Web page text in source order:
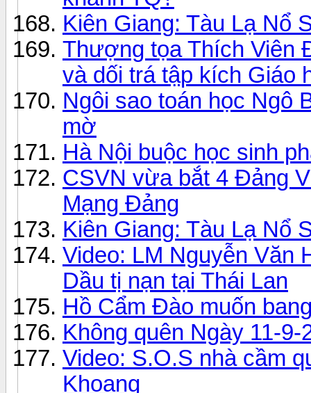
Kiên Giang: Tàu Lạ Nổ
Thượng tọa Thích Viên
và dối trá tập kích Giáo
Ngôi sao toán học Ngô
mờ
Hà Nội buộc học sinh
CSVN vừa bắt 4 Đảng
Mạng Đảng
Kiên Giang: Tàu Lạ Nổ
Video: LM Nguyễn Văn
Dầu tị nạn tại Thái Lan
Hồ Cẩm Đào muốn
Không quên Ngày 11-9-
Video: S.O.S nhà cầm
Khoang